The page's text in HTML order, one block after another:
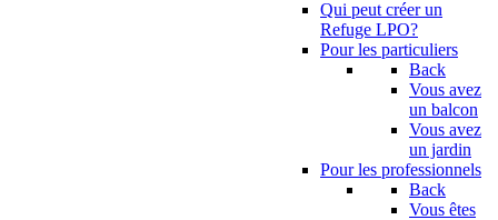
Qui peut créer un
Refuge LPO?
Pour les particuliers
Back
Vous avez
un balcon
Vous avez
un jardin
Pour les professionnels
Back
Vous êtes